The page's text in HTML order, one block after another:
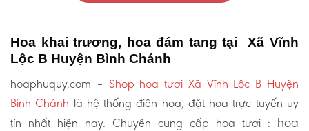
Hoa khai trương, hoa đám tang tại Xã Vĩnh
Lộc B Huyện Bình Chánh
hoaphuquy.com – Shop hoa tươi Xã Vĩnh Lộc B Huyện
Bình Chánh là hệ thống điện hoa, đặt hoa trực tuyến uy
tín nhất hiện nay. Chuyên cung cấp hoa tươi : hoa